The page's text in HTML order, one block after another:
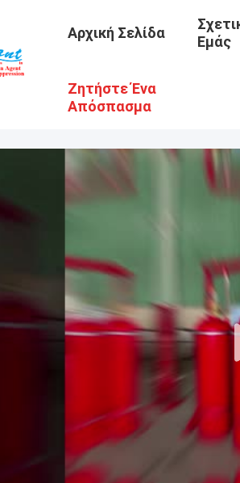
Αρχική Σελίδα
Εμάς
Ζητήστε Ένα
Απόσπασμα